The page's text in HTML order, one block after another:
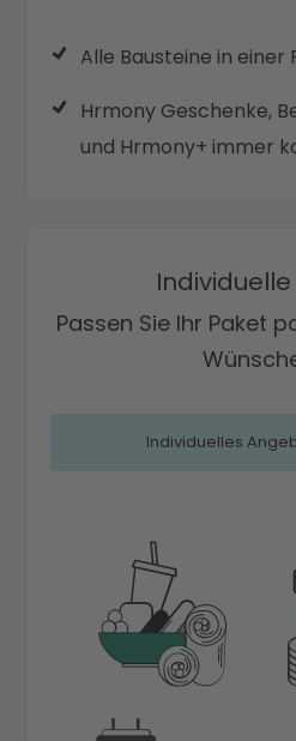
Alle Bausteine in
Hrmony Geschenke,
und Hrmony+ immer
Passen Sie Ihr Paket
Individuelles